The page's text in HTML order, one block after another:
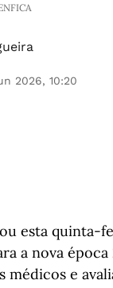
2026, 10:20
esta quinta-
a nova
médicos e